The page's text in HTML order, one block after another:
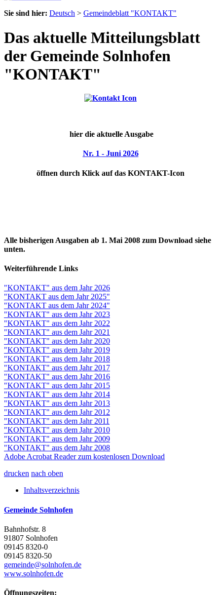
Sie sind hier: Deutsch > Gemeindeblatt "KONTAKT"
Das aktuelle Mitteilungsblatt
der Gemeinde Solnhofen
"KONTAKT"
hier die aktuelle Ausgabe
Nr. 1 - Juni2026
öffnen durch Klick auf das KONTAKT-Icon
Alle bisherigen Ausgaben ab 1. Mai 2008 zum Download siehe
unten.
Weiterführende Links
"KONTAKT" aus dem Jahr 2026
"KONTAKT aus dem Jahr 2025"
"KONTAKT aus dem Jahr 2024"
"KONTAKT" aus dem Jahr 2023
"KONTAKT" aus dem Jahr 2022
"KONTAKT" aus dem Jahr 2021
"KONTAKT" aus dem Jahr 2020
"KONTAKT" aus dem Jahr 2019
"KONTAKT" aus dem Jahr 2018
"KONTAKT" aus dem Jahr 2017
"KONTAKT" aus dem Jahr 2016
"KONTAKT" aus dem Jahr 2015
"KONTAKT" aus dem Jahr 2014
"KONTAKT" aus dem Jahr 2013
"KONTAKT" aus dem Jahr 2012
"KONTAKT" aus dem Jahr 2011
"KONTAKT" aus dem Jahr 2010
"KONTAKT" aus dem Jahr 2009
"KONTAKT" aus dem Jahr 2008
Adobe Acrobat Reader zum kostenlosen Download
drucken nach oben
Inhaltsverzeichnis
Gemeinde Solnhofen
Bahnhofstr. 8
91807 Solnhofen
09145 8320-0
09145 8320-50
gemeinde@solnhofen.de
www.solnhofen.de
Öffnungszeiten: